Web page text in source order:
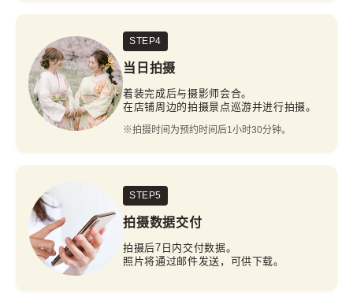
STEP4
当日拍摄
着装完成后与摄影师会合。
在店铺周边的拍摄景点巡游并进行拍摄。
※拍摄时间为预约时间后1小时30分钟。
STEP5
拍摄数据交付
拍摄后7日内交付数据。
照片将通过邮件发送，可供下载。